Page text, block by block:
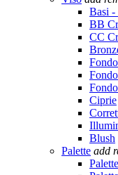
Basi -
BB
CC
Ciprie
Blush
Palette add